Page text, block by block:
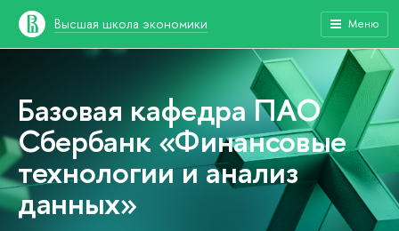
Высшая школа экономики Меню
Базовая кафедра ПАО
Сбербанк «Финансовые
технологии и анализ
данных»